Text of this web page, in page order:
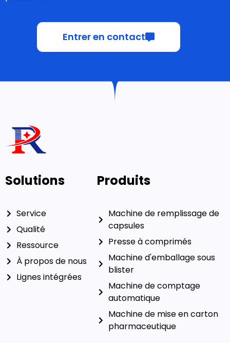
Entrer en contact
Solutions
Service
Qualité
Ressource
À propos de nous
Lignes intégrées
Produits
Machine de remplissage de
capsules
Presse à comprimés
Machine d'emballage sous
blister
Machine de comptage
automatique
Machine de mise en carton
pharmaceutique